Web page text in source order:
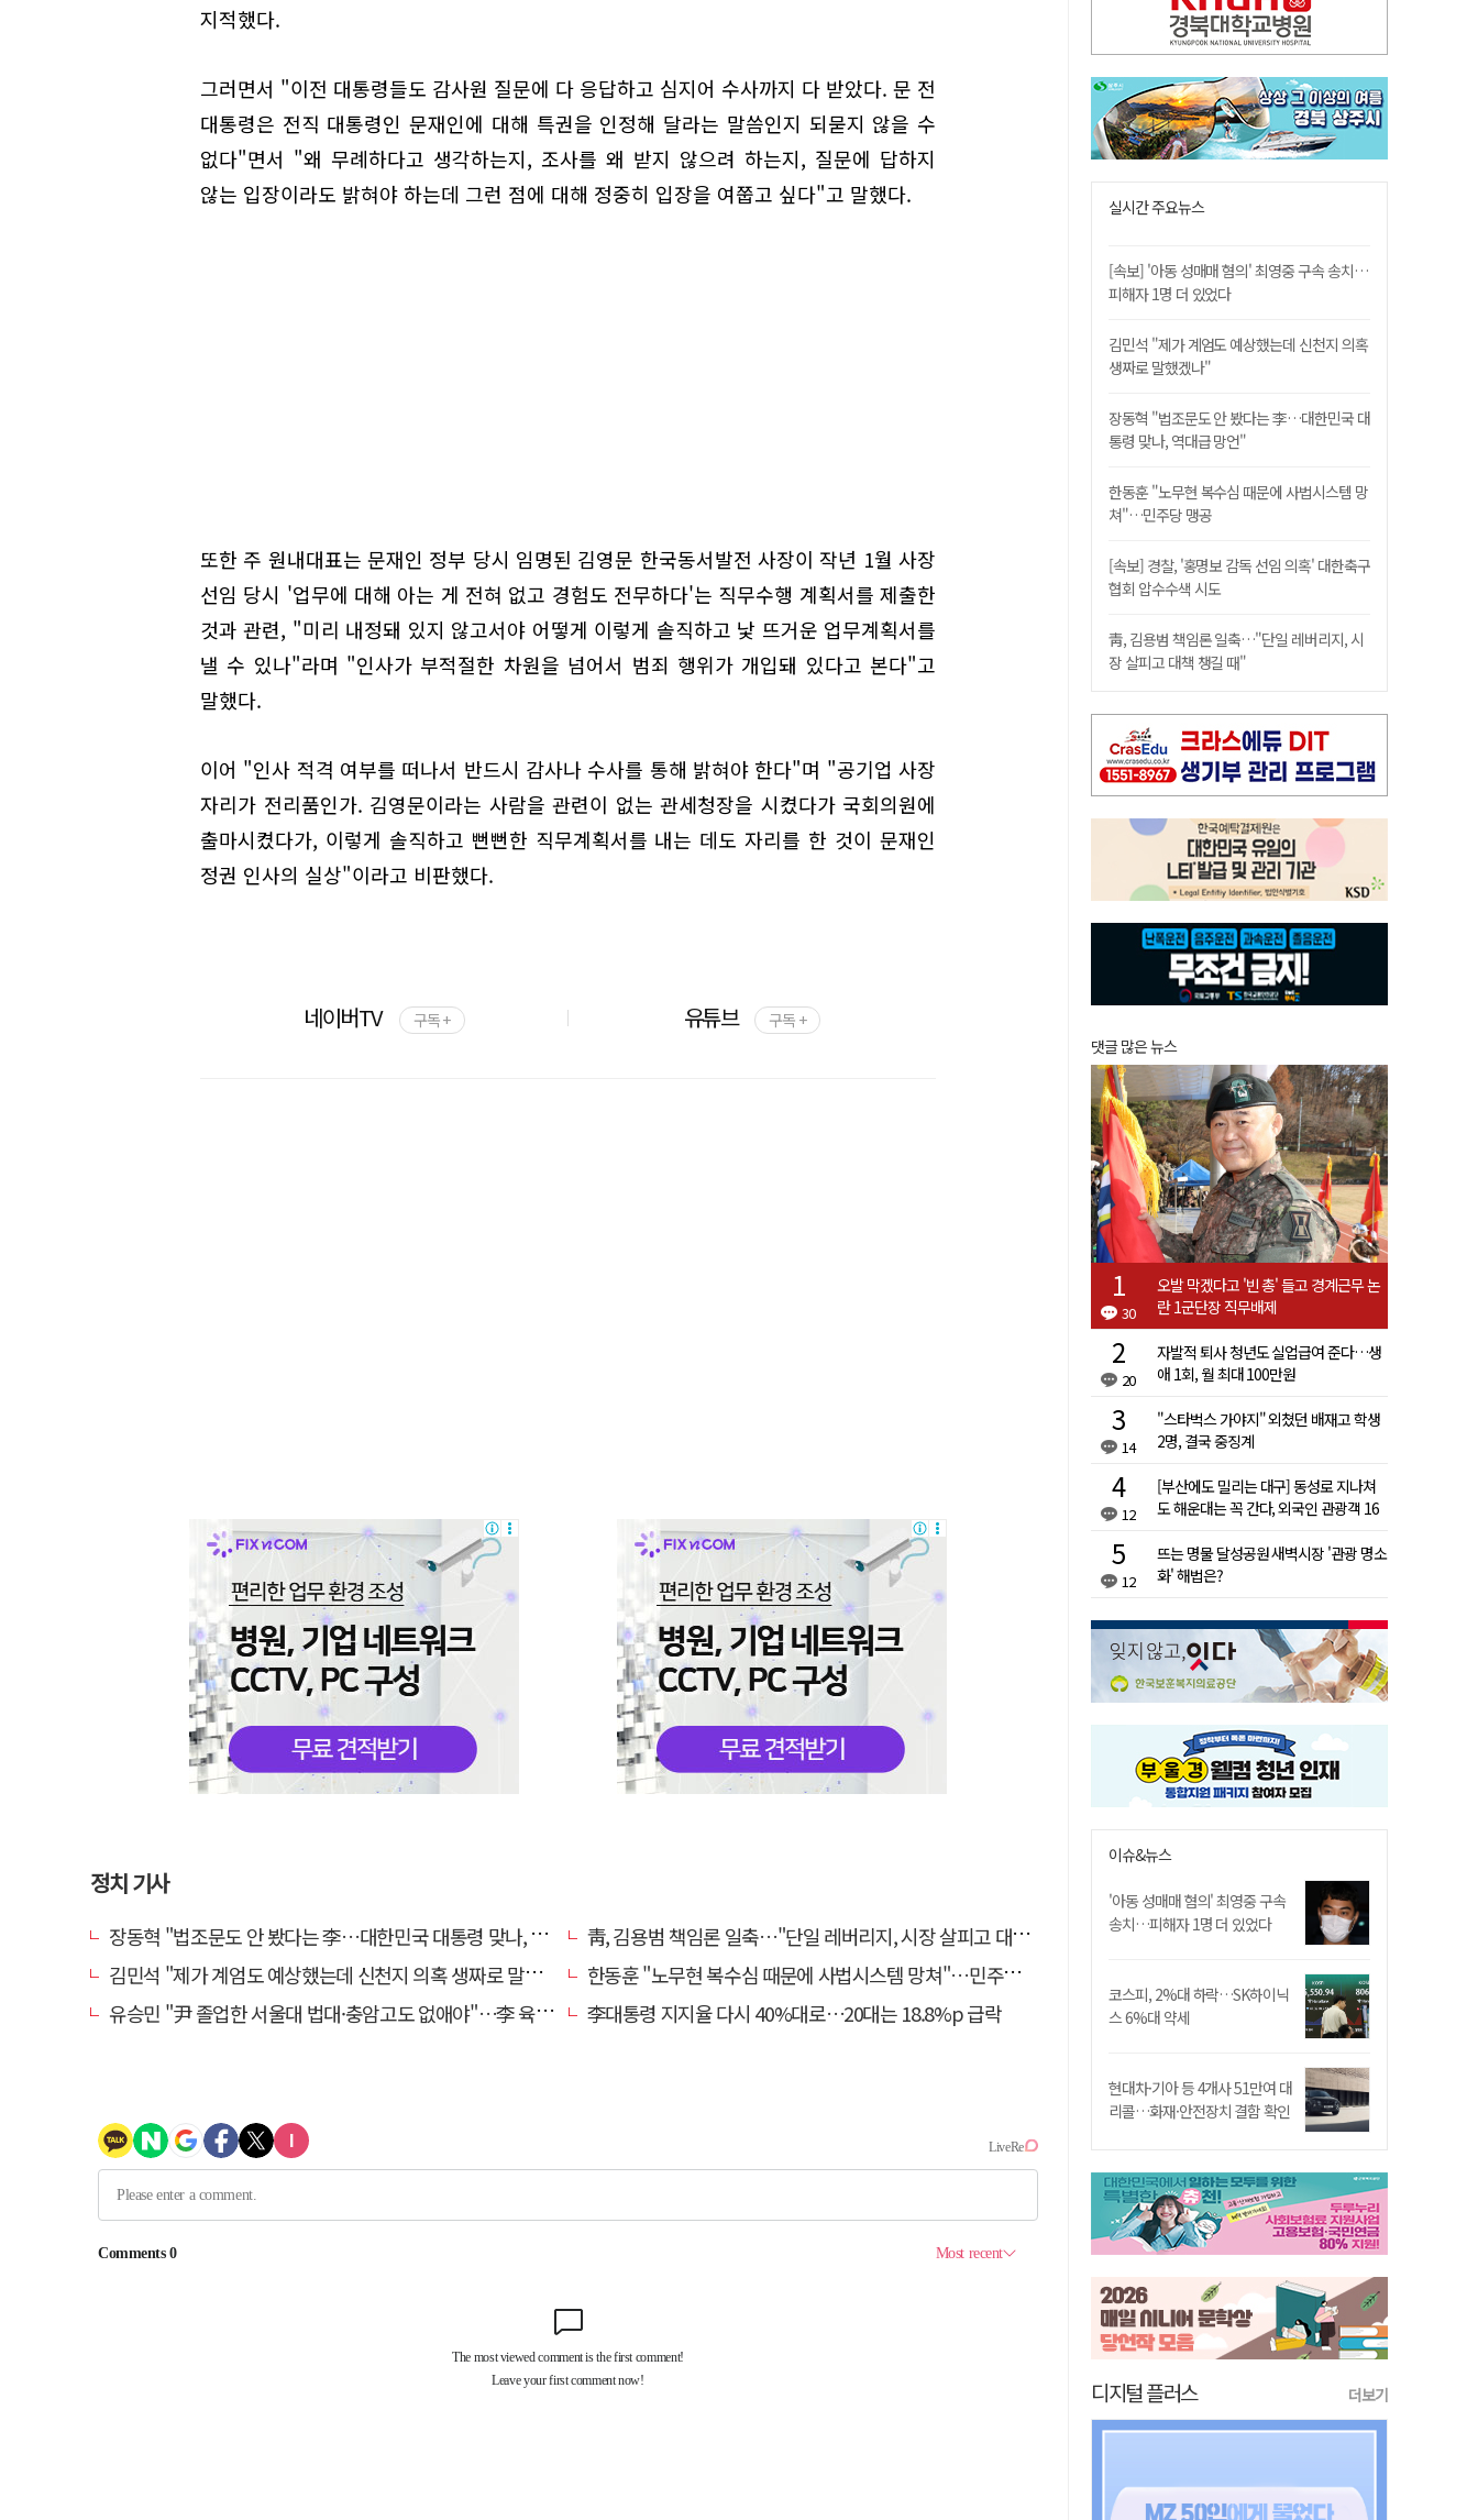
지적했다.
그러면서 "이전 대통령들도 감사원 질문에 다 응답하고 심지어 수사까지 다 받았다. 문 전
대통령은 전직 대통령인 문재인에 대해 특권을 인정해 달라는 말씀인지 되묻지 않을 수
없다"면서 "왜 무례하다고 생각하는지, 조사를 왜 받지 않으려 하는지, 질문에 답하지
않는 입장이라도 밝혀야 하는데 그런 점에 대해 정중히 입장을 여쭙고 싶다"고 말했다.
또한 주 원내대표는 문재인 정부 당시 임명된 김영문 한국동서발전 사장이 작년 1월 사장
선임 당시 '업무에 대해 아는 게 전혀 없고 경험도 전무하다'는 직무수행 계획서를 제출한
것과 관련, "미리 내정돼 있지 않고서야 어떻게 이렇게 솔직하고 낯 뜨거운 업무계획서를
낼 수 있나"라며 "인사가 부적절한 차원을 넘어서 범죄 행위가 개입돼 있다고 본다"고
말했다.
이어 "인사 적격 여부를 떠나서 반드시 감사나 수사를 통해 밝혀야 한다"며 "공기업 사장
자리가 전리품인가. 김영문이라는 사람을 관련이 없는 관세청장을 시켰다가 국회의원에
출마시켰다가, 이렇게 솔직하고 뻔뻔한 직무계획서를 내는 데도 자리를 한 것이 문재인
정권 인사의 실상"이라고 비판했다.
네이버TV 구독 + 유튜브 구독 +
정치 기사
장동혁 "법조문도 안 봤다는 李…대한민국 대통령 맞나, 역대급 망언"
靑, 김용범 책임론 일축…"단일 레버리지, 시장 살피고 대책 챙길 때"
김민석 "제가 계엄도 예상했는데 신천지 의혹 생짜로 말했겠나"
한동훈 "노무현 복수심 때문에 사법시스템 망쳐"…민주당 맹공
유승민 "尹 졸업한 서울대 법대·충암고도 없애야"…李 육사 통합 직격
李대통령 지지율 다시 40%대로…20대는 18.8%p 급락
실시간 주요뉴스
[속보] '아동 성매매 혐의' 최영중 구속 송치…
피해자 1명 더 있었다
김민석 "제가 계엄도 예상했는데 신천지 의혹
생짜로 말했겠나"
장동혁 "법조문도 안 봤다는 李…대한민국 대
통령 맞나, 역대급 망언"
한동훈 "노무현 복수심 때문에 사법시스템 망
쳐"…민주당 맹공
[속보] 경찰, '홍명보 감독 선임 의혹' 대한축구
협회 압수수색 시도
靑, 김용범 책임론 일축…"단일 레버리지, 시
장 살피고 대책 챙길 때"
댓글 많은 뉴스
30
오발 막겠다고 '빈 총' 들고 경계근무 논
란 1군단장 직무배제
20
자발적 퇴사 청년도 실업급여 준다…생
애 1회, 월 최대 100만원
14
"스타벅스 가야지" 외쳤던 배재고 학생
2명, 결국 중징계
12
[부산에도 밀리는 대구] 동성로 지나쳐
도 해운대는 꼭 간다, 외국인 관광객 16
12
뜨는 명물 달성공원 새벽시장 '관광 명소
화' 해법은?
이슈&뉴스
'아동 성매매 혐의' 최영중 구속
송치…피해자 1명 더 있었다
코스피, 2%대 하락…SK하이닉
스 6%대 약세
현대차·기아 등 4개사 51만여 대
리콜…화재·안전장치 결함 확인
디지털 플러스 더보기